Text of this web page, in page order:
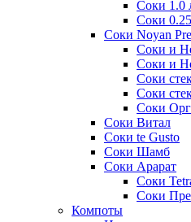
Соки 1.0
Соки
Соки Noyan
Соки и
Соки и
Соки
Соки
Соки
Соки Витал
Соки te Gusto
Соки Шамб
Соки Арарат
Соки
Соки
Компоты